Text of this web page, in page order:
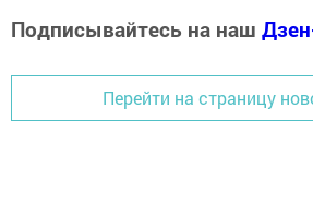
Подписывайтесь на наш
Перейти на страницу